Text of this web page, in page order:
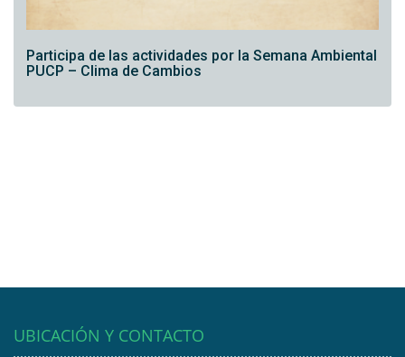
Participa de las actividades por la Semana Ambiental
PUCP – Clima de Cambios
UBICACIÓN Y CONTACTO